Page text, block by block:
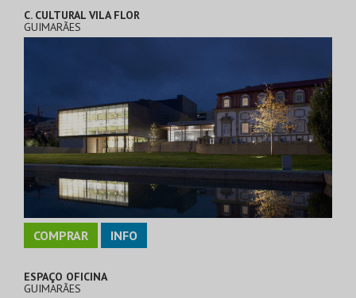
C. CULTURAL VILA FLOR
GUIMARÃES
COMPRAR INFO
ESPAÇO OFICINA
GUIMARÃES